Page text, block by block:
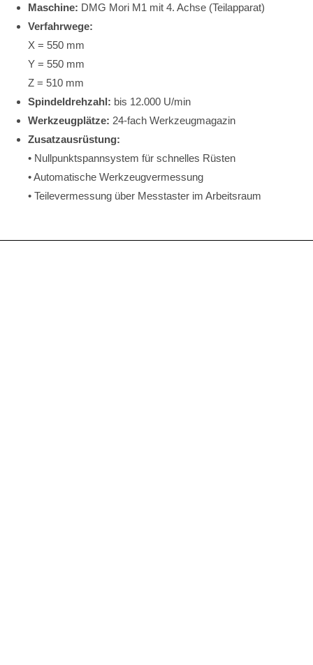
Maschine: DMG Mori M1 mit 4. Achse (Teilapparat)
Verfahrwege:
X = 550 mm
Y = 550 mm
Z = 510 mm
Spindeldrehzahl: bis 12.000 U/min
Werkzeugplätze: 24-fach Werkzeugmagazin
Zusatzausrüstung:
• Nullpunktspannsystem für schnelles Rüsten
• Automatische Werkzeugvermessung
• Teilevermessung über Messtaster im Arbeitsraum